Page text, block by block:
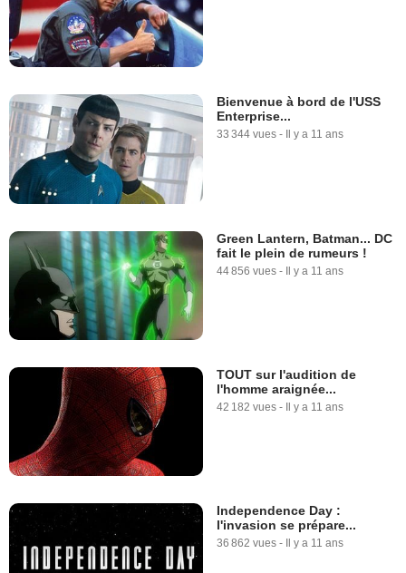
Bienvenue à bord de l'USS
Enterprise...
33 344 vues - Il y a 11 ans
Green Lantern, Batman... DC
fait le plein de rumeurs !
44 856 vues - Il y a 11 ans
TOUT sur l'audition de
l'homme araignée...
42 182 vues - Il y a 11 ans
Independence Day :
l'invasion se prépare...
36 862 vues - Il y a 11 ans